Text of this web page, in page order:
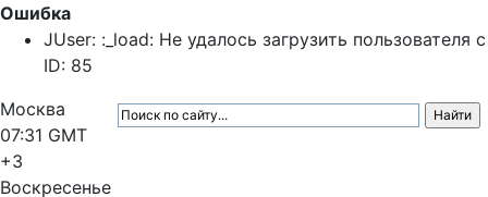
Ошибка
JUser: :_load: Не удалось загрузить пользователя с
ID: 85
Москва
07:31 GMT
+3
Воскресенье